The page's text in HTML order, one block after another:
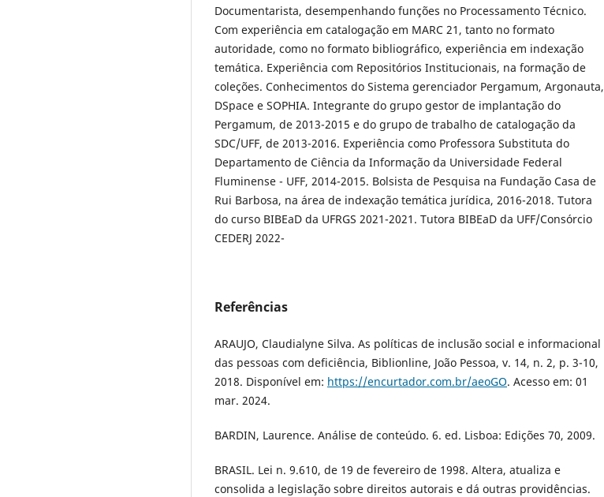
Documentarista, desempenhando funções no Processamento Técnico.
Com experiência em catalogação em MARC 21, tanto no formato
autoridade, como no formato bibliográfico, experiência em indexação
temática. Experiência com Repositórios Institucionais, na formação de
coleções. Conhecimentos do Sistema gerenciador Pergamum, Argonauta,
DSpace e SOPHIA. Integrante do grupo gestor de implantação do
Pergamum, de 2013-2015 e do grupo de trabalho de catalogação da
SDC/UFF, de 2013-2016. Experiência como Professora Substituta do
Departamento de Ciência da Informação da Universidade Federal
Fluminense - UFF, 2014-2015. Bolsista de Pesquisa na Fundação Casa de
Rui Barbosa, na área de indexação temática jurídica, 2016-2018. Tutora
do curso BIBEaD da UFRGS 2021-2021. Tutora BIBEaD da UFF/Consórcio
CEDERJ 2022-
Referências
ARAUJO, Claudialyne Silva. As políticas de inclusão social e informacional
das pessoas com deficiência, Biblionline, João Pessoa, v. 14, n. 2, p. 3-10,
2018. Disponível em: https://encurtador.com.br/aeoGO. Acesso em: 01
mar. 2024.
BARDIN, Laurence. Análise de conteúdo. 6. ed. Lisboa: Edições 70, 2009.
BRASIL. Lei n. 9.610, de 19 de fevereiro de 1998. Altera, atualiza e
consolida a legislação sobre direitos autorais e dá outras providências.